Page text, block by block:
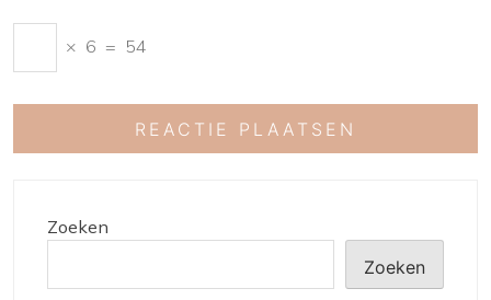
× 6 = 54
Zoeken
Zoeken